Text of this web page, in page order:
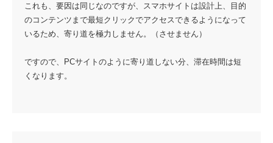
これも、要因は同じなのですが、スマホサイトは設計上、目的
のコンテンツまで最短クリックでアクセスできるようになって
いるため、寄り道を極力しません。（させません）
ですので、PCサイトのように寄り道しない分、滞在時間は短
くなります。